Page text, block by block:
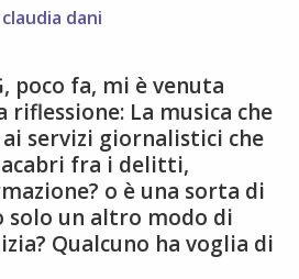
claudia dani
poco fa, mi è venuta
riflessione: La musica che
servizi giornalistici che
fra i delitti,
o è una sorta di
solo un altro modo di
Qualcuno ha voglia di